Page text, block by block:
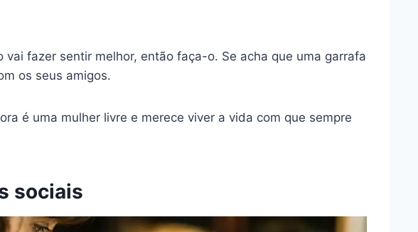
vai fazer sentir melhor, então faça-o. Se acha que uma garrafa
os seus amigos.
é uma mulher livre e merece viver a vida com que sempre
sociais